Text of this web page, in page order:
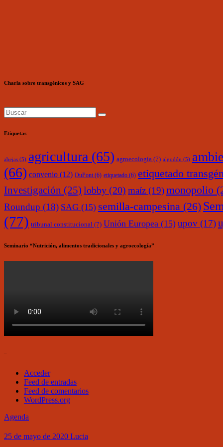
Charla sobre transgénicos y SAG
Etiquetas
abejas (5) agricultura (65) agroecología (7) algodón (5)
(66) convenio (12) DuPont (6) etiquetado (6) etiquetado
Investigación (25) lobby (20) maíz (19)monopolio
Roundup (18) SAG (15) semilla-campesina (26)
(77) tribunal constitucional (7) Unión Europea (15) upov (17)
Seminario “Nutrición, alimentos tradicionales y agroecología”
–
Acceder
Feed de entradas
Feed de comentarios
WordPress.org
Agenda
25 de mayo de 2020 Lucia